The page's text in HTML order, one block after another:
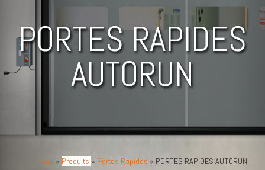
PORTES RAPIDES
AUTORUN
Accueil » Produits » Portes Rapides » PORTES RAPIDES AUTORUN